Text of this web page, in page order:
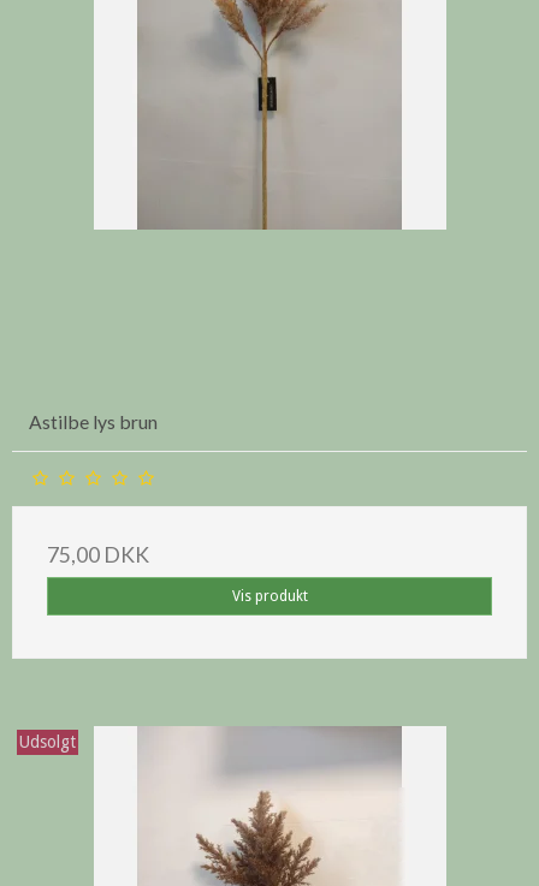
Astilbe lys brun
75,00 DKK
Vis produkt
Udsolgt